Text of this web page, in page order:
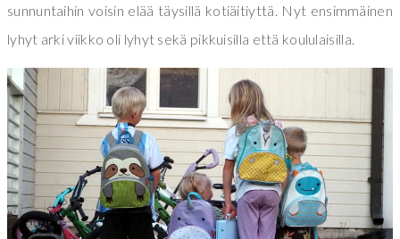
sunnuntaihin voisin elää täysillä kotiäitiyttä. Nyt ensimmäinen
lyhyt arki viikko oli lyhyt sekä pikkuisilla että koululaisilla.